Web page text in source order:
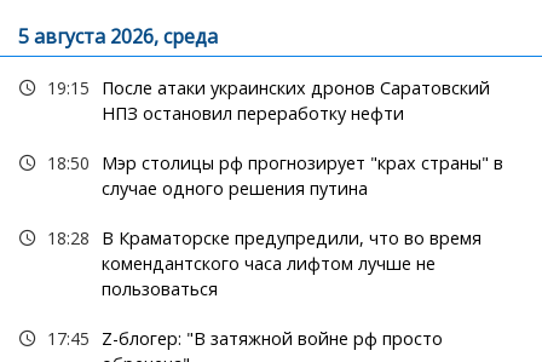
5 августа 2026, среда
19:15
После атаки украинских дронов Саратовский
НПЗ остановил переработку нефти
18:50
Мэр столицы рф прогнозирует "крах страны" в
случае одного решения путина
18:28
В Краматорске предупредили, что во время
комендантского часа лифтом лучше не
пользоваться
17:45
Z-блогер: "В затяжной войне рф просто